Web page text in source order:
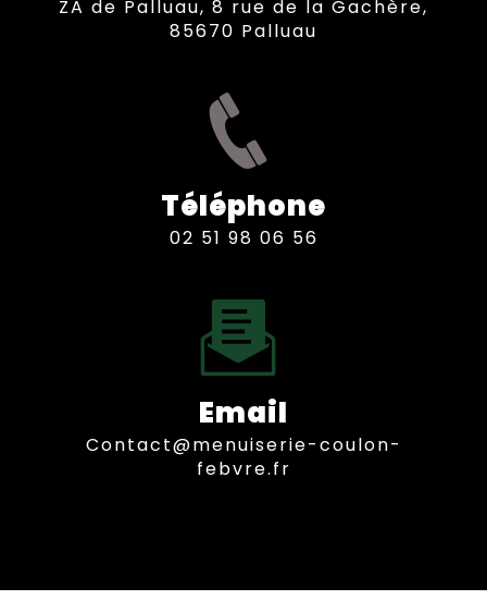
ZA de Palluau, 8 rue de la Gachère,
85670 Palluau
Téléphone
02 51 98 06 56
Email
contact@menuiserie-coulon-
febvre.fr